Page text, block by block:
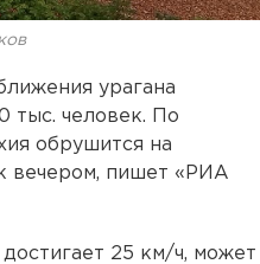
урагана
тыс. человек. По
обрушится на
вечером, пишет «РИА
25 км/ч, может